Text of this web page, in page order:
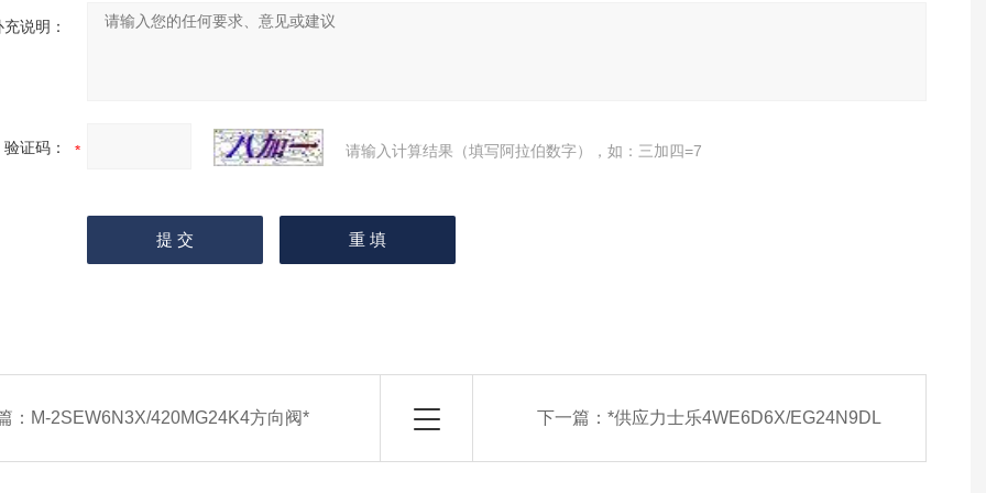
充说明：
验证码： 请输入计算结果（填写阿拉伯数字），如：三加四=7
： M-2SEW6N3X/420MG24K4方向阀* 下一篇： *供应力士乐4WE6D6X/EG24N9DL